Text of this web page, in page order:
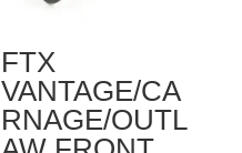
FTX
VANTAGE/CA
RNAGE/OUTL